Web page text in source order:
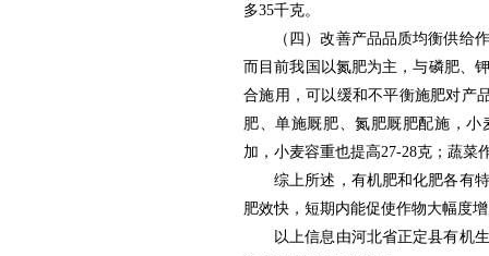
多35千克。
（四）改善产品品质均衡供给
而目前我国以氮肥为主，与磷肥、
合施用，可以缓和不平衡施肥对产
肥、单施厩肥、氮肥厩肥配施，小
加，小麦容重也提高27-28克；蔬
综上所述，有机肥和化肥各有
肥效快，短期内能促使作物大幅度
以上信息由河北省正定县有机